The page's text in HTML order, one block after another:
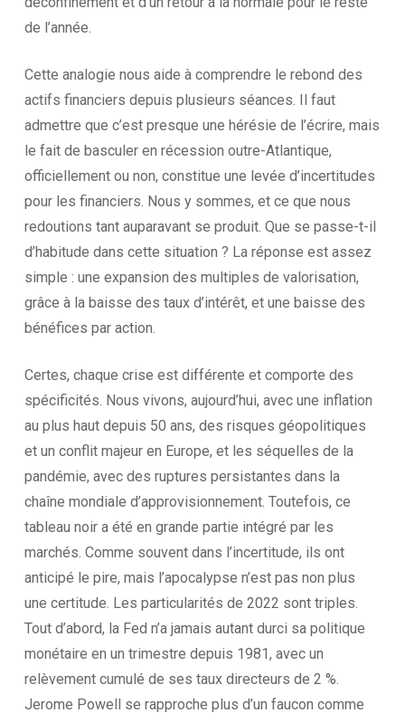
de l’année.
Cette analogie nous aide à comprendre le rebond des
actifs financiers depuis plusieurs séances. Il faut
admettre que c’est presque une hérésie de l’écrire, mais
le fait de basculer en récession outre-Atlantique,
officiellement ou non, constitue une levée d’incertitudes
pour les financiers. Nous y sommes, et ce que nous
redoutions tant auparavant se produit. Que se passe-t-il
d’habitude dans cette situation ? La réponse est assez
simple : une expansion des multiples de valorisation,
grâce à la baisse des taux d’intérêt, et une baisse des
bénéfices par action.
Certes, chaque crise est différente et comporte des
spécificités. Nous vivons, aujourd’hui, avec une inflation
au plus haut depuis 50 ans, des risques géopolitiques
et un conflit majeur en Europe, et les séquelles de la
pandémie, avec des ruptures persistantes dans la
chaîne mondiale d’approvisionnement. Toutefois, ce
tableau noir a été en grande partie intégré par les
marchés. Comme souvent dans l’incertitude, ils ont
anticipé le pire, mais l’apocalypse n’est pas non plus
une certitude. Les particularités de 2022 sont triples.
Tout d’abord, la Fed n’a jamais autant durci sa politique
monétaire en un trimestre depuis 1981, avec un
relèvement cumulé de ses taux directeurs de 2 %.
Jerome Powell se rapproche plus d’un faucon comme